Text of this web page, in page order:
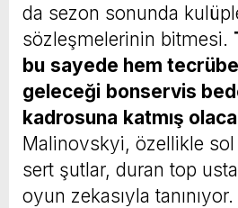
da sezon sonunda
sözleşmelerinin bitmesi.
bu sayede hem
geleceği bonservis
kadrosuna katmış
Malinovskyi, özellikle sol
sert şutlar, duran top
oyun zekasıyla tanınıyor.